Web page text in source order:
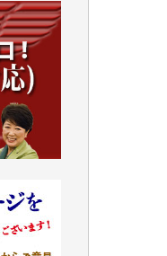
方々
届いて
こにご